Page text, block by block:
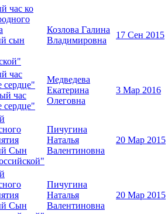
час ко
сын
Козлова Галина
Владимировна
17 Сен 2015
час
сердце"
час
сердце"
Медведева
Екатерина
Олеговна
3 Мар 2016
Сын
Пичугина
Наталья
Валентиновна
20 Мар 2015
Сын
Пичугина
Наталья
Валентиновна
20 Мар 2015